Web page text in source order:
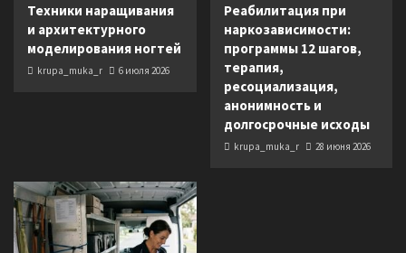
Техники наращивания
и архитектурного
моделирования ногтей
krupa_muka_r 6 июля 2026
Реабилитация при
наркозависимости:
программы 12 шагов,
терапия,
ресоциализация,
анонимность и
долгосрочные исходы
krupa_muka_r 28 июня 2026